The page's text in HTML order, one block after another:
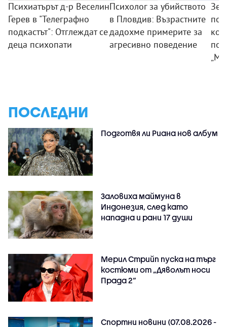
Психиатърът д-р Веселин
Герев в "Телеграфно
подкастът": Отглеждат се
деца психопати
Психолог за убийството
в Пловдив: Възрастните
дадохме примерите за
агресивно поведение
ПОСЛЕДНИ
Подготвя ли Риана нов албум
Заловиха маймуна в
Индонезия, след като
нападна и рани 17 души
Мерил Стрийп пуска на търг
костюми от „Дяволът носи
Прада 2“
Спортни новини (07.08.2026 -